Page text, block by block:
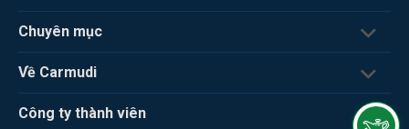
Chuyên mục
Về Carmudi
Công ty thành viên